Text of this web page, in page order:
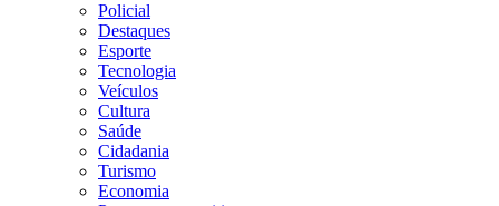
Policial
Destaques
Esporte
Tecnologia
Veículos
Cultura
Saúde
Cidadania
Turismo
Economia